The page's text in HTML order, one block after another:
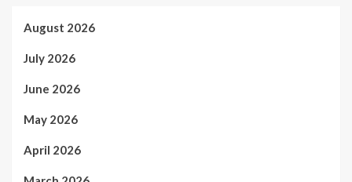
August 2026
July 2026
June 2026
May 2026
April 2026